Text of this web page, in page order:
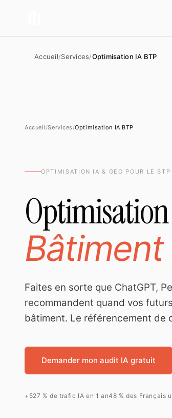
Accueil/Services/Optimisation IA BTP
Accueil/Services/Optimisation IA BTP
OPTIMISATION IA & GEO POUR LE BTP
Bâtiment
Faites en sorte que ChatGPT,
recommandent quand vos
bâtiment. Le référencement de
Demander mon audit IA gratuit
+527 % de trafic IA en 1 an48 % des Français